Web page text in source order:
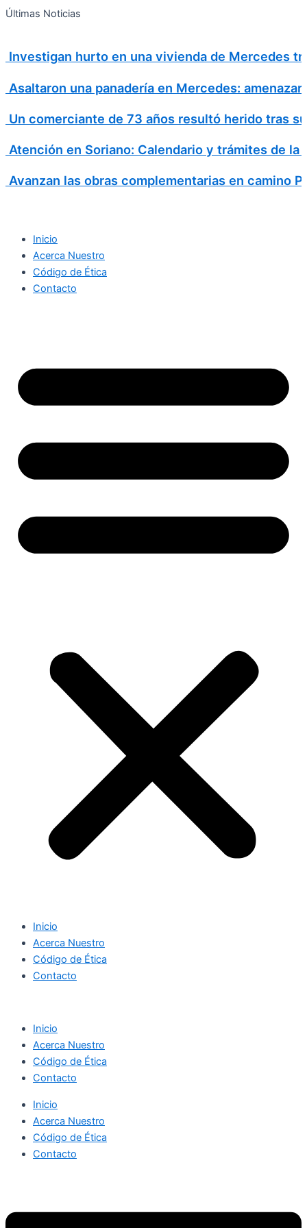
Ir
Últimas Noticias
Investigan hurto en una vivienda de Mercedes
Asaltaron una panadería en Mercedes:
Un comerciante de 73 años resultó herido tras
Atención en Soriano: Calendario y trámites de
Avanzan las obras complementarias en camino
Inicio
Acerca Nuestro
Código de Ética
Contacto
Inicio
Acerca Nuestro
Código de Ética
Contacto
Inicio
Acerca Nuestro
Código de Ética
Contacto
Inicio
Acerca Nuestro
Código de Ética
Contacto
Search